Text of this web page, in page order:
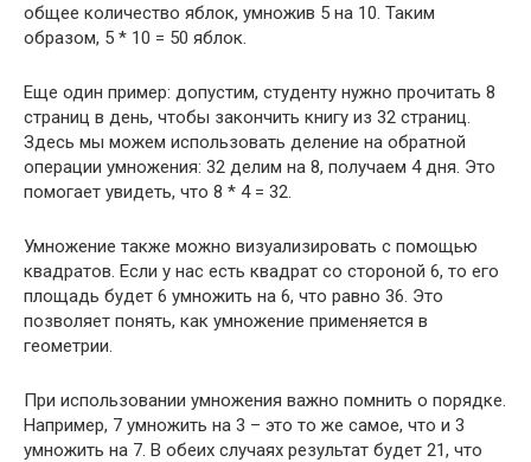
общее количество яблок, умножив 5 на 10. Таким
образом, 5 * 10 = 50 яблок.
Еще один пример: допустим, студенту нужно прочитать 8
страниц в день, чтобы закончить книгу из 32 страниц.
Здесь мы можем использовать деление на обратной
операции умножения: 32 делим на 8, получаем 4 дня. Это
помогает увидеть, что 8 * 4 = 32.
Умножение также можно визуализировать с помощью
квадратов. Если у нас есть квадрат со стороной 6, то его
площадь будет 6 умножить на 6, что равно 36. Это
позволяет понять, как умножение применяется в
геометрии.
При использовании умножения важно помнить о порядке.
Например, 7 умножить на 3 – это то же самое, что и 3
умножить на 7. В обеих случаях результат будет 21, что